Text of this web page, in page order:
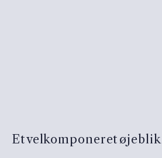
Et velkomponeret øjeblik